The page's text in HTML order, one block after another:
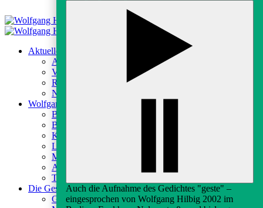
Auch die Aufnahme des Gedichtes "geste" –
eingesprochen von Wolfgang Hilbig 2002 im
Aktuelles
Aktuelles
Veranstaltungen
Rundfunk & Presse
Newsletter
Wolfgang Hilbig
Biografie
Bibliografie
Kontexte
Lektüren
Medien
Archiv
Texte
Die Gesellschaft
Gesellschaft